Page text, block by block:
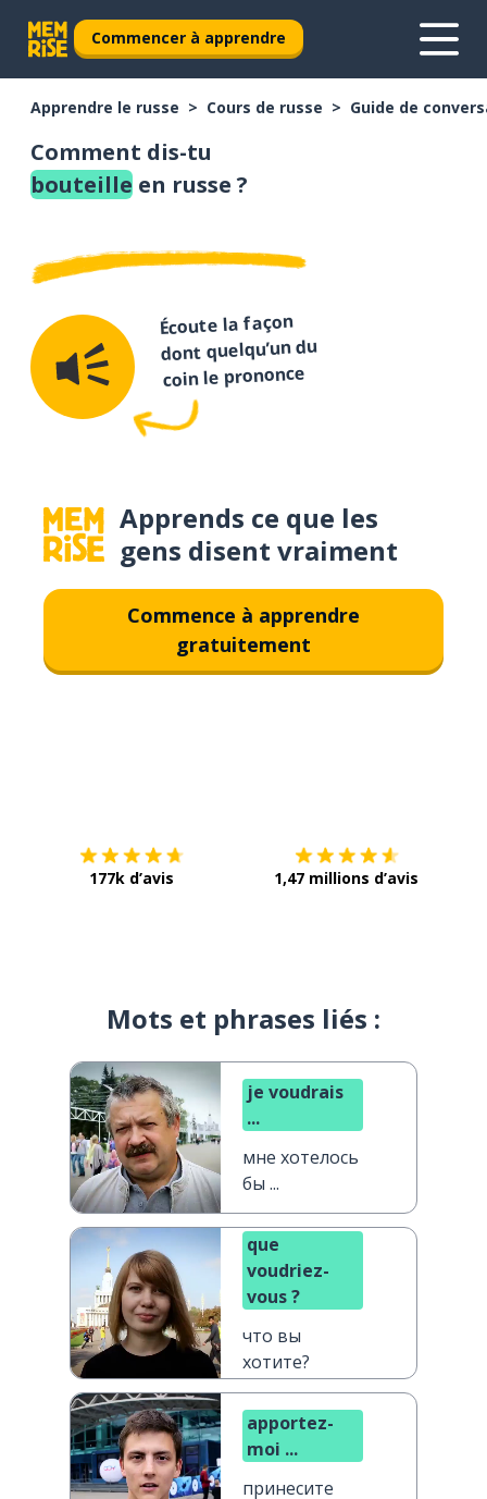
Commencer à apprendre
Apprendre le russe Cours de russe Guide de
Comment dis-tu
bouteille en russe ?
Écoute la façon
dont quelqu’un du
coin le prononce
Apprends ce que les
gens disent vraiment
Commence à apprendre
gratuitement
177k d’avis 1,47 millions d’avis
Mots et phrases liés :
je voudrais
...
мне хотелось
бы ...
que
voudriez-
vous ?
что вы
хотите?
apportez-
moi ...
принесите